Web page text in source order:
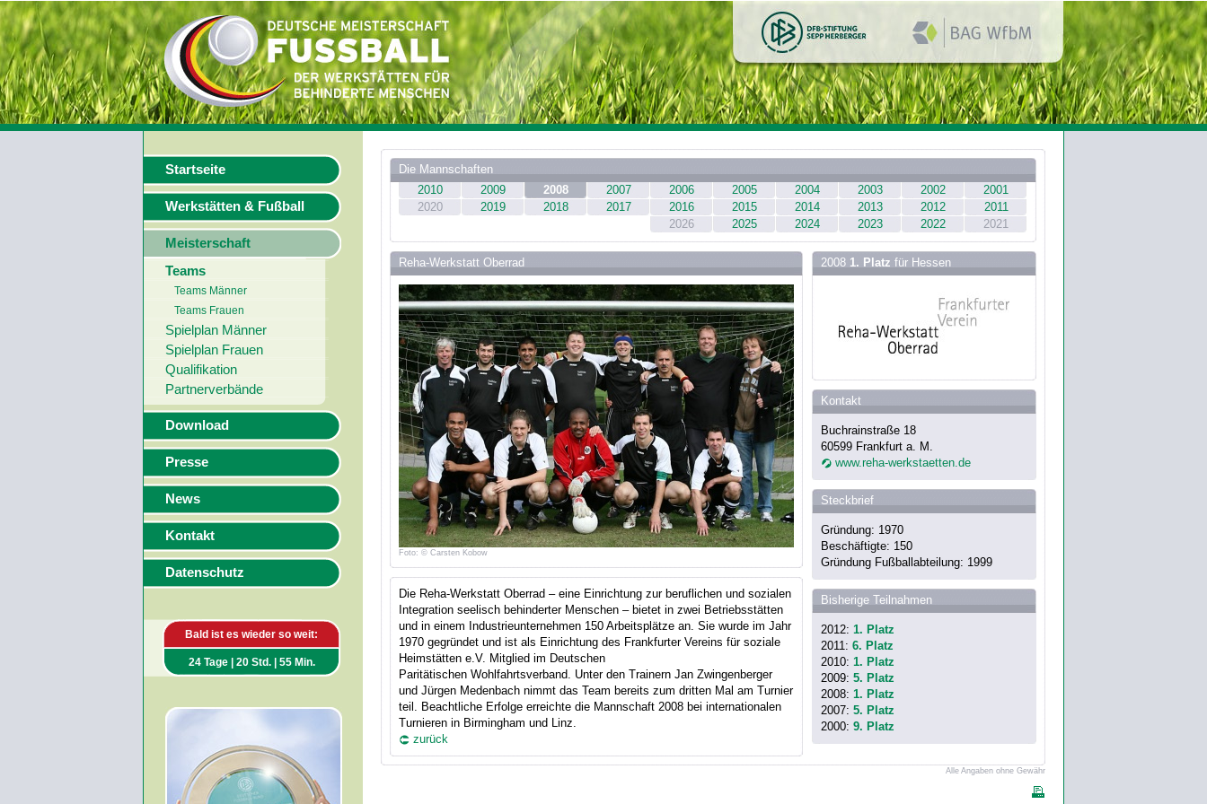
Startseite
Werkstätten & Fußball
Meisterschaft
Teams
Teams Männer
Teams Frauen
Spielplan Männer
Spielplan Frauen
Qualifikation
Partnerverbände
Download
Presse
News
Kontakt
Datenschutz
Bald ist es wieder so weit:
24 Tage | 20 Std. | 55 Min.
Die Mannschaften
2010
2009 2008 2007 2006 2005 2004 2003 2002
2001
2020
2019 2018 2017 2016 2015 2014 2013 2012
2011
2026
2025 2024 2023 2022 2021
Reha-Werkstatt Oberrad
Foto: © Carsten Kobow
Die Reha-Werkstatt Oberrad – eine Einrichtung zur beruflichen und sozialen
Integration seelisch behinderter Menschen – bietet in zwei Betriebsstätten
und in einem Industrieunternehmen 150 Arbeitsplätze an. Sie wurde im Jahr
1970 gegründet und ist als Einrichtung des Frankfurter Vereins für soziale
Heimstätten e.V. Mitglied im Deutschen
Paritätischen Wohlfahrtsverband. Unter den Trainern Jan Zwingenberger
und Jürgen Medenbach nimmt das Team bereits zum dritten Mal am Turnier
teil. Beachtliche Erfolge erreichte die Mannschaft 2008 bei internationalen
Turnieren in Birmingham und Linz.
zurück
2008 1. Platz für Hessen
Kontakt
Buchrainstraße 18
60599 Frankfurt a. M.
www.reha-werkstaetten.de
Steckbrief
Gründung: 1970
Beschäftigte: 150
Gründung Fußballabteilung: 1999
Bisherige Teilnahmen
2012: 1. Platz
2011: 6. Platz
2010: 1. Platz
2009: 5. Platz
2008: 1. Platz
2007: 5. Platz
2000: 9. Platz
Alle Angaben ohne Gewähr